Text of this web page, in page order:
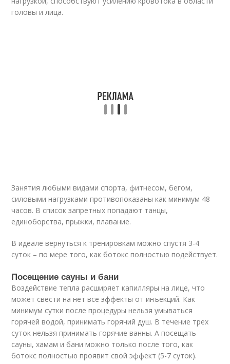
головы и лица.
Занятия любыми видами спорта, фитнесом, бегом,
силовыми нагрузками противопоказаны как минимум 48
часов. В список запретных попадают танцы,
единоборства, прыжки, плавание.
В идеале вернуться к тренировкам можно спустя 3-4
суток – по мере того, как ботокс полностью подействует.
Посещение сауны и бани
Воздействие тепла расширяет капилляры на лице, что
может свести на нет все эффекты от инъекций. Как
минимум сутки после процедуры нельзя умываться
горячей водой, принимать горячий душ. В течение трех
суток нельзя принимать горячие ванны. А посещать
сауны, хамам и бани можно только после того, как
ботокс полностью проявит свой эффект (5-7 суток).